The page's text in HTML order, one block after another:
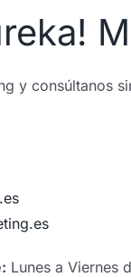
y consúltanos
Lunes a Viernes